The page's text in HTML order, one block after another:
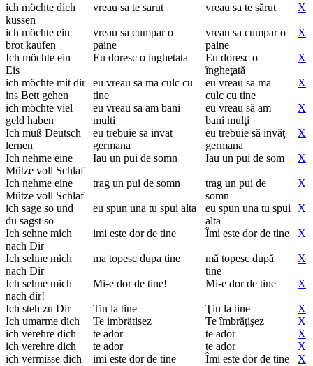
ich möchte dich
küssen
vreau sa te sarut vreau sa te sărut X
ich möchte ein
brot kaufen
vreau sa cumpar o
paine
vreau sa cumpar o
paine
X
Ich möchte ein
Eis
Eu doresc o inghetata
Eu doresc o
îngheţată
X
ich möchte mit dir
ins Bett gehen
eu vreau sa ma culc cu
tine
eu vreau sa ma
culc cu tine
X
ich möchte viel
geld haben
eu vreau sa am bani
multi
eu vreau să am
bani mulţi
X
Ich muß Deutsch
lernen
eu trebuie sa invat
germana
eu trebuie să invăţ
germana
X
Ich nehme eine
Mütze voll Schlaf
Iau un pui de somn Iau un pui de som X
Ich nehme eine
Mütze voll Schlaf
trag un pui de somn
trag un pui de
somn
X
ich sage so und
du sagst so
eu spun una tu spui alta
eu spun una tu spui
alta
X
Ich sehne mich
nach Dir
imi este dor de tine Îmi este dor de tine X
Ich sehne mich
nach Dir
ma topesc dupa tine
mă topesc după
tine
X
Ich sehne mich
nach dir!
Mi-e dor de tine! Mi-e dor de tine X
Ich steh zu Dir Tin la tine Ţin la tine
X
Ich umarme dich
Te imbrätisez Te îmbrăţişez
X
ich verehre dich
te ador te ador
X
ich verehre dich
te ador te ador
X
ich vermisse dich
imi este dor de tine Îmi este dor de tine
X